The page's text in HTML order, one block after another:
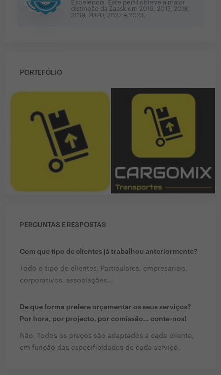
Excelência. Este perfil obteve a maior
distinção da Zaask em 2016, 2017, 2018,
2019, 2020, 2022 e 2025
PORTEFÓLIO
PERGUNTAS E RESPOSTAS
Com que tipo de clientes já trabalhou anteriormente?
Todo o tipo de clientes. Particulares, empresariais,
corporativos, associações...
De que forma prefere orçamentar os seus serviços?
Por hora, por projecto, por comissão… conte-nos!
Não. Todos os preços são adaptados a cada cliente,
em função das especificidades de cada serviço.